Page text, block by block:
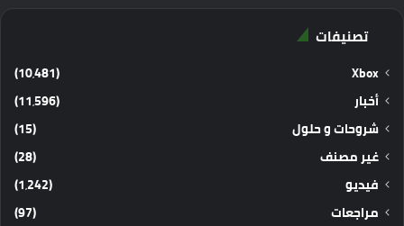
تصنيفات
Xbox
(10٬481)
أخبار
(11٬596)
شروحات و حلول
(15)
غير مصنف
(28)
فيديو
(1٬242)
مراجعات
(97)